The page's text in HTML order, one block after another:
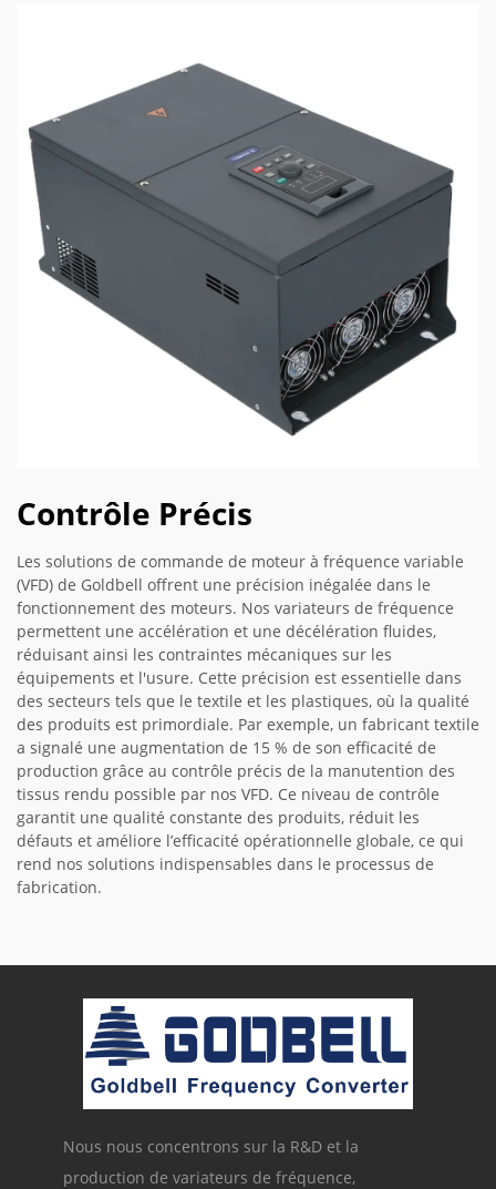
Contrôle Précis
Les solutions de commande de moteur à fréquence variable
(VFD) de Goldbell offrent une précision inégalée dans le
fonctionnement des moteurs. Nos variateurs de fréquence
permettent une accélération et une décélération fluides,
réduisant ainsi les contraintes mécaniques sur les
équipements et l'usure. Cette précision est essentielle dans
des secteurs tels que le textile et les plastiques, où la qualité
des produits est primordiale. Par exemple, un fabricant textile
a signalé une augmentation de 15 % de son efficacité de
production grâce au contrôle précis de la manutention des
tissus rendu possible par nos VFD. Ce niveau de contrôle
garantit une qualité constante des produits, réduit les
défauts et améliore l’efficacité opérationnelle globale, ce qui
rend nos solutions indispensables dans le processus de
fabrication.
Nous nous concentrons sur la R&D et la
production de variateurs de fréquence,